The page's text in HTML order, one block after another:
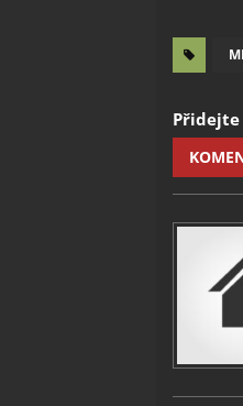
Přidejte